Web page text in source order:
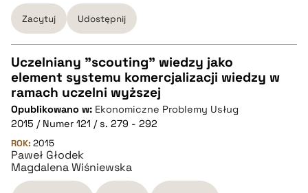
BIBTEX
pobierz cytat
Zacytuj Udostępnij
CZYSTY TEKST
pobierz cytat
BIBTEX
Uczelniany "scouting" wiedzy jako
element systemu komercjalizacji wiedzy w
ramach uczelni wyższej
Opublikowano w: Ekonomiczne Problemy Usług
2015 / Numer 121 / s. 279 - 292
ROK: 2015
Paweł Głodek
Magdalena Wiśniewska